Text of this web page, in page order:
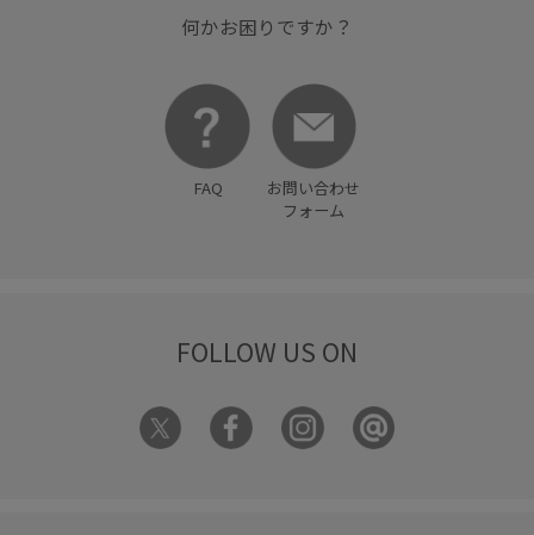
何かお困りですか？
FAQ
お問い合わせ
フォーム
FOLLOW US ON